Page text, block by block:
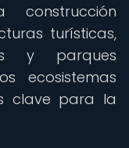
construcción
turísticas,
y parques
ecosistemas
clave para la